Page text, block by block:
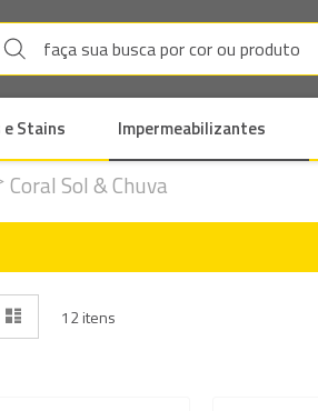
Stains Impermeabilizantes
Coral Sol & Chuva
Ver
como
12itens